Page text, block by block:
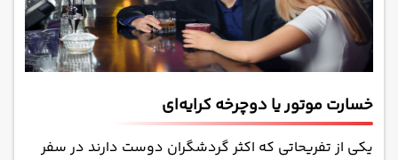
خسارت موتور یا دوچرخه کرایه‌ای
یکی از تفریحاتی که اکثر گردشگران دوست دارند در سفر